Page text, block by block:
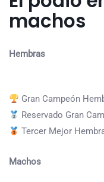
machos
Hembras
Gran Campeón
Reservado Gran
Tercer Mejor
Machos